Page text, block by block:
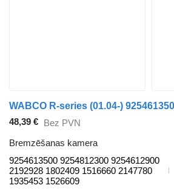
48,39 € Bez PVN
Bremzēšanas kamera
9254613500 9254812300 9254612900
2192928 1802409 1516660 2147780
1935453 1526609